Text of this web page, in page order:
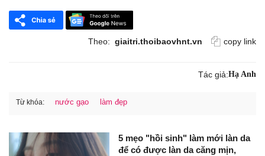
Theo: giaitri.thoibaovhnt.vn copy link
Tác giả:Hạ Anh
Từ khóa: nước gạo làm đẹp
5 mẹo "hồi sinh" làm mới làn da
để có được làn da căng mịn,